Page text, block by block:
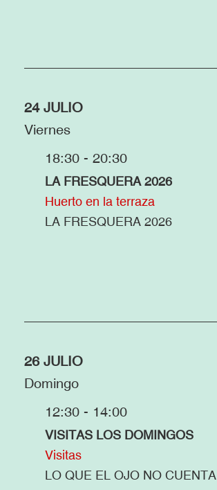
24 JULIO
Viernes
18:30 - 20:30
LA FRESQUERA 2026
Huerto en la terraza
LA FRESQUERA 2026
26 JULIO
Domingo
12:30 - 14:00
VISITAS LOS DOMINGOS
Visitas
LO QUE EL OJO NO CUENTA